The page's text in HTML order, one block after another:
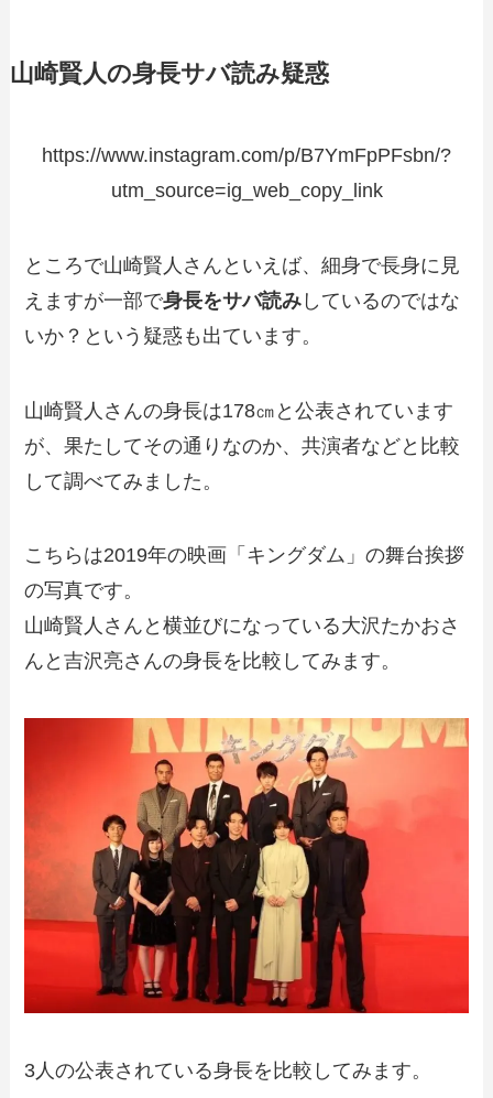
山崎賢人の身長サバ読み疑惑
https://www.instagram.com/p/B7YmFpPFsbn/?
utm_source=ig_web_copy_link
ところで山崎賢人さんといえば、細身で長身に見
えますが一部で身長をサバ読み しているのではな
いか？という疑惑も出ています。
山崎賢人さんの身長は178㎝と公表されています
が、果たしてその通りなのか、共演者などと比較
して調べてみました。
こちらは2019年の映画「キングダム」の舞台挨拶
の写真です。
山崎賢人さんと横並びになっている大沢たかおさ
んと吉沢亮さんの身長を比較してみます。
3人の公表されている身長を比較してみます。